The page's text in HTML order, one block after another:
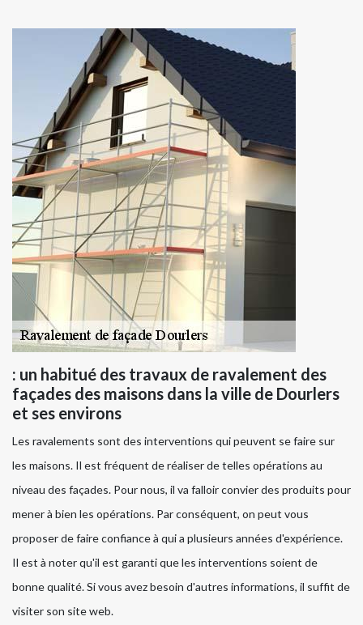
: un habitué des travaux de ravalement des
façades des maisons dans la ville de Dourlers
et ses environs
Les ravalements sont des interventions qui peuvent se faire sur
les maisons. Il est fréquent de réaliser de telles opérations au
niveau des façades. Pour nous, il va falloir convier des produits pour
mener à bien les opérations. Par conséquent, on peut vous
proposer de faire confiance à qui a plusieurs années d'expérience.
Il est à noter qu'il est garanti que les interventions soient de
bonne qualité. Si vous avez besoin d'autres informations, il suffit de
visiter son site web.